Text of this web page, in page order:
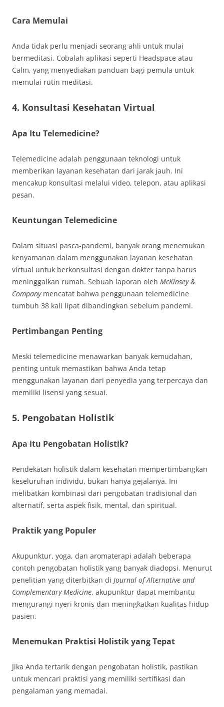
Cara Memulai
Anda tidak perlu menjadi seorang ahli untuk mulai
bermeditasi. Cobalah aplikasi seperti Headspace atau
Calm, yang menyediakan panduan bagi pemula untuk
memulai rutin meditasi.
4. Konsultasi Kesehatan Virtual
Apa Itu Telemedicine?
Telemedicine adalah penggunaan teknologi untuk
memberikan layanan kesehatan dari jarak jauh. Ini
mencakup konsultasi melalui video, telepon, atau aplikasi
pesan.
Keuntungan Telemedicine
Dalam situasi pasca-pandemi, banyak orang menemukan
kenyamanan dalam menggunakan layanan kesehatan
virtual untuk berkonsultasi dengan dokter tanpa harus
meninggalkan rumah. Sebuah laporan oleh McKinsey &
Companymencatat bahwa penggunaan telemedicine
tumbuh 38 kali lipat dibandingkan sebelum pandemi.
Pertimbangan Penting
Meski telemedicine menawarkan banyak kemudahan,
penting untuk memastikan bahwa Anda tetap
menggunakan layanan dari penyedia yang terpercaya dan
memiliki lisensi yang sesuai.
5. Pengobatan Holistik
Apa itu Pengobatan Holistik?
Pendekatan holistik dalam kesehatan mempertimbangkan
keseluruhan individu, bukan hanya gejalanya. Ini
melibatkan kombinasi dari pengobatan tradisional dan
alternatif, serta aspek fisik, mental, dan spiritual.
Praktik yang Populer
Akupunktur, yoga, dan aromaterapi adalah beberapa
contoh pengobatan holistik yang banyak diadopsi. Menurut
penelitian yang diterbitkan di Journal of Alternative and
Complementary Medicine, akupunktur dapat membantu
mengurangi nyeri kronis dan meningkatkan kualitas hidup
pasien.
Menemukan Praktisi Holistik yang Tepat
Jika Anda tertarik dengan pengobatan holistik, pastikan
untuk mencari praktisi yang memiliki sertifikasi dan
pengalaman yang memadai.